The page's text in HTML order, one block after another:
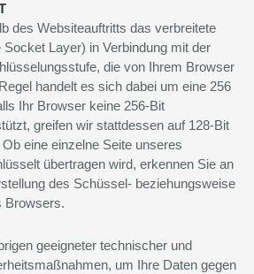
des Websiteauftritts das verbreitete
Layer) in Verbindung mit der
die von Ihrem Browser
handelt es sich dabei um eine 256
Ihr Browser keine 256-Bit
greifen wir stattdessen auf 128-Bit
eine einzelne Seite unseres
übertragen wird, erkennen Sie an
des Schüssel- beziehungsweise
Browsers.
geeigneter technischer und
um Ihre Daten gegen